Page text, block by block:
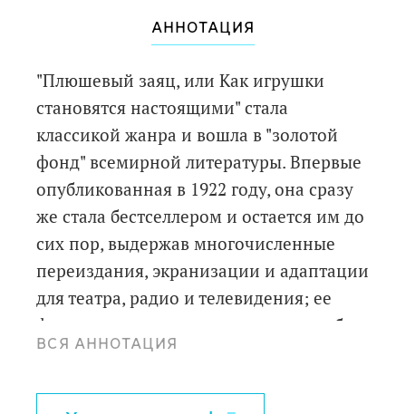
АННОТАЦИЯ
"Плюшевый заяц, или Как игрушки
становятся настоящими" стала
классикой жанра и вошла в "золотой
фонд" всемирной литературы. Впервые
опубликованная в 1922 году, она сразу
же стала бестселлером и остается им до
сих пор, выдержав многочисленные
переиздания, экранизации и адаптации
для театра, радио и телевидения; ее
фрагменты даже цитируют на свадьбах.
История, рассказанная Марджери
столько различных смысловых уровней,
ВСЯ АННОТАЦИЯ